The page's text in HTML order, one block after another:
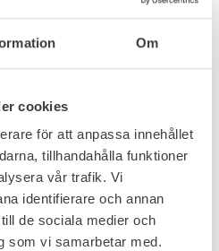
Om
cookies
för att anpassa innehållet
tillhandahålla funktioner
vår trafik. Vi
identifierare och annan
de sociala medier och
som vi samarbetar med.